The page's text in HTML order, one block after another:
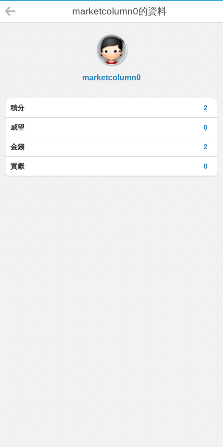
marketcolumn0的資料
marketcolumn0
2
積分
0
威望
2
金錢
0
貢獻